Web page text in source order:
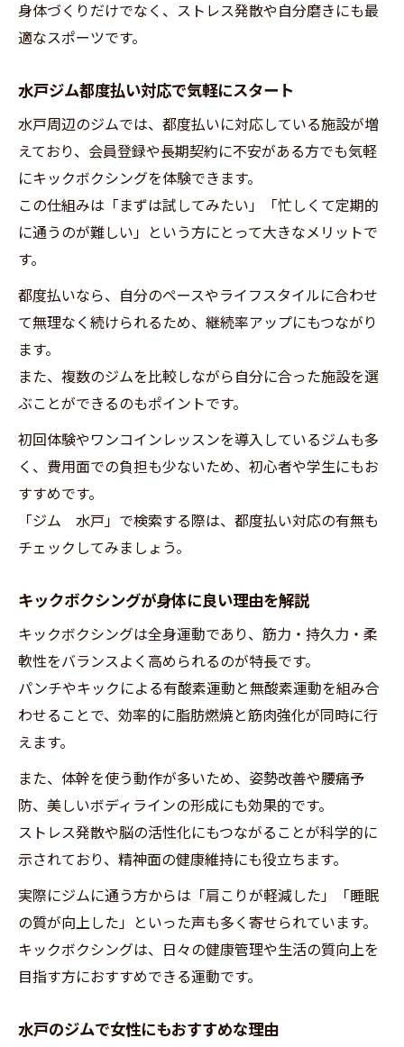
身体づくりだけでなく、ストレス発散や自分磨きにも最
適なスポーツです。
水戸ジム都度払い対応で気軽にスタート
水戸周辺のジムでは、都度払いに対応している施設が増
えており、会員登録や長期契約に不安がある方でも気軽
にキックボクシングを体験できます。
この仕組みは「まずは試してみたい」「忙しくて定期的
に通うのが難しい」という方にとって大きなメリットで
す。
都度払いなら、自分のペースやライフスタイルに合わせ
て無理なく続けられるため、継続率アップにもつながり
ます。
また、複数のジムを比較しながら自分に合った施設を選
ぶことができるのもポイントです。
初回体験やワンコインレッスンを導入しているジムも多
く、費用面での負担も少ないため、初心者や学生にもお
すすめです。
「ジム 水戸」で検索する際は、都度払い対応の有無も
チェックしてみましょう。
キックボクシングが身体に良い理由を解説
キックボクシングは全身運動であり、筋力・持久力・柔
軟性をバランスよく高められるのが特長です。
パンチやキックによる有酸素運動と無酸素運動を組み合
わせることで、効率的に脂肪燃焼と筋肉強化が同時に行
えます。
また、体幹を使う動作が多いため、姿勢改善や腰痛予
防、美しいボディラインの形成にも効果的です。
ストレス発散や脳の活性化にもつながることが科学的に
示されており、精神面の健康維持にも役立ちます。
実際にジムに通う方からは「肩こりが軽減した」「睡眠
の質が向上した」といった声も多く寄せられています。
キックボクシングは、日々の健康管理や生活の質向上を
目指す方におすすめできる運動です。
水戸のジムで女性にもおすすめな理由